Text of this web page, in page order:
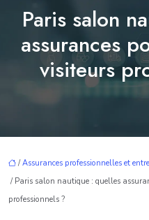
Paris salon
assurances
visiteurs
/Assurances professionnelles et
/ Paris salon nautique : quelles
professionnels ?